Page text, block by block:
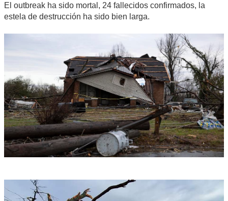
El outbreak ha sido mortal, 24 fallecidos confirmados, la
estela de destrucción ha sido bien larga.